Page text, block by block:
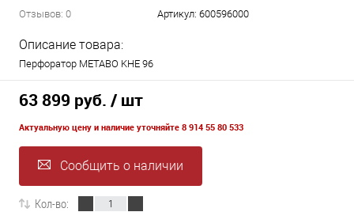
Отзывов: 0 Артикул: 600596000
Описание товара:
Перфоратор METABO KHE 96
63 899 руб. / шт
Актуальную цену и наличие уточняйте 8 914 55 80 533
Сообщить о наличии
Кол-во: